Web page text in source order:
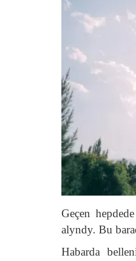
Geçen
alyndy. Bu
Habarda